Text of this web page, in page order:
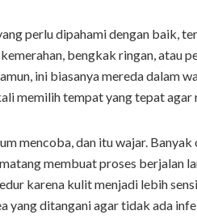
perlu dipahami dengan baik,
bengkak ringan, atau
ini biasanya mereda dalam
memilih tempat yang tepat
mencoba, dan itu wajar.
membuat proses berjalan
karena kulit menjadi lebih
yang ditangani agar tidak ada